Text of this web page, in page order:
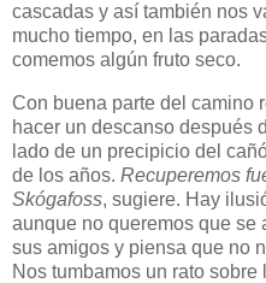
cascadas y así también nos
mucho tiempo, en las
comemos algún fruto seco.
Con buena parte del camino
hacer un descanso después
lado de un precipicio del
de los años. Recuperemos
Skógafoss, sugiere. Hay
aunque no queremos que se
sus amigos y piensa que no
Nos tumbamos un rato